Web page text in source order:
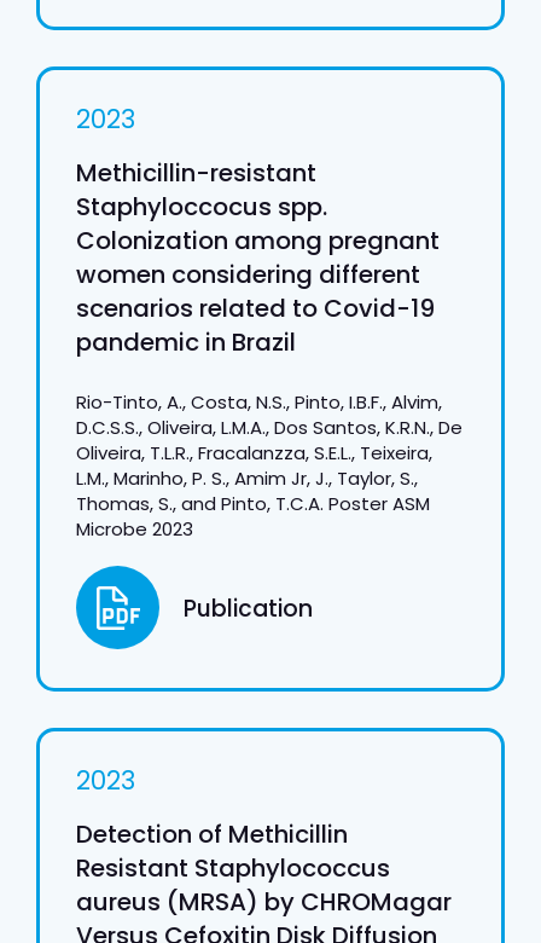
2023
Methicillin-resistant
Staphyloccocus spp.
Colonization among pregnant
women considering different
scenarios related to Covid-19
pandemic in Brazil
Rio-Tinto, A., Costa, N.S., Pinto, I.B.F., Alvim,
D.C.S.S., Oliveira, L.M.A., Dos Santos, K.R.N., De
Oliveira, T.L.R., Fracalanzza, S.E.L., Teixeira,
L.M., Marinho, P. S., Amim Jr, J., Taylor, S.,
Thomas, S., and Pinto, T.C.A. Poster ASM
Microbe 2023
Publication
2023
Detection of Methicillin
Resistant Staphylococcus
aureus (MRSA) by CHROMagar
Versus Cefoxitin Disk Diffusion